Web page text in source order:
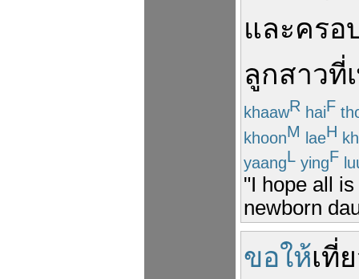
และครอ
ลูกสาวที่
khaawR haiF
khoonM laeH
yaangL yingF
"I hope all
newborn
ขอให้เที่